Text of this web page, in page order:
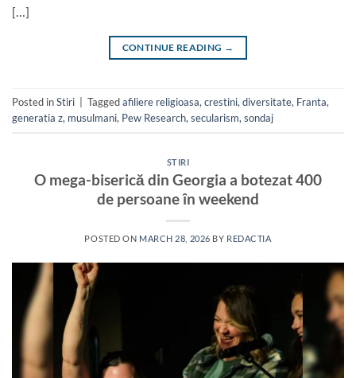
[…]
CONTINUE READING →
Posted inStiri Taggedafiliere religioasa, crestini, diversitate, Franta,
generatia z, musulmani, Pew Research, secularism, sondaj
STIRI
O mega-biserică din Georgia a botezat 400
de persoane în weekend
POSTED ON MARCH 28, 2026 BY REDACTIA